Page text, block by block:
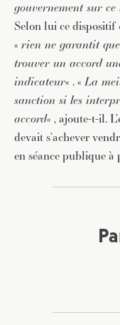
gouvernement sur
Selon lui ce dispositif
« rien ne garantit
trouver un accord
indicateur« . «La
sanction si les
accord« , ajoute-t-il.
devait s’achever
en séance publique